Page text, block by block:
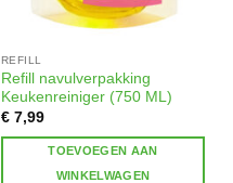
REFILL
Refill navulverpakking
Keukenreiniger (750 ML)
€7,99
TOEVOEGEN AAN
WINKELWAGEN